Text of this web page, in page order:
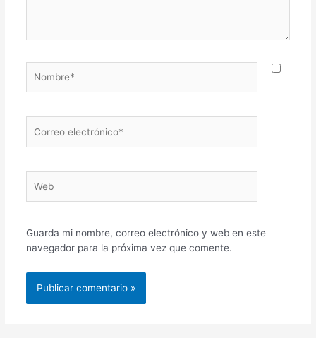
electrónico*
Guarda mi nombre, correo electrónico y web en este
navegador para la próxima vez que comente.